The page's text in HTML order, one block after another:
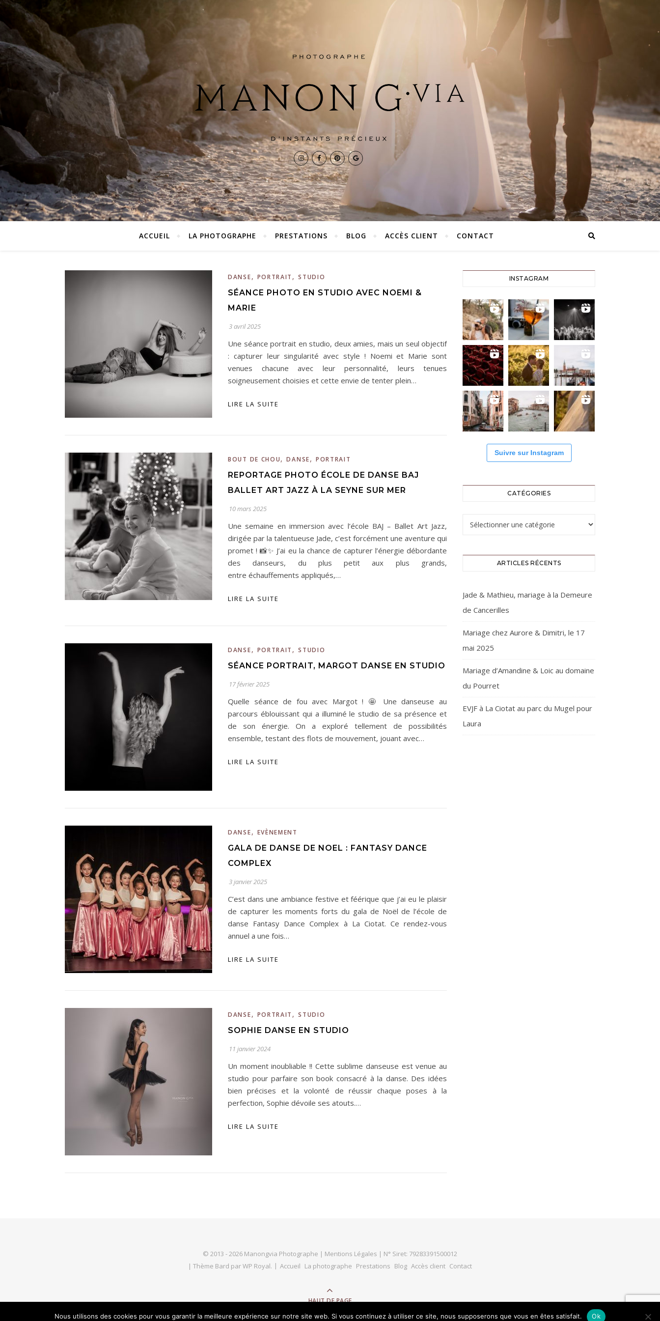
ACCUEIL LA PHOTOGRAPHE PRESTATIONS BLOG ACCÈS CLIENT CONTACT
DANSE, PORTRAIT ,STUDIO
SÉANCE PHOTO EN STUDIO AVEC NOEMI &
MARIE
3 avril 2025
Une séance portrait en studio, deux amies, mais un seul objectif
: capturer leur singularité avec style ! Noemi et Marie sont
venues chacune avec leur personnalité, leurs tenues
soigneusement choisies et cette envie de tenter plein…
LIRE LA SUITE
BOUT DE CHOU,DANSE, PORTRAIT
REPORTAGE PHOTO ÉCOLE DE DANSE BAJ
BALLET ART JAZZ À LA SEYNE SUR MER
10 mars 2025
Une semaine en immersion avec l’école BAJ – Ballet Art Jazz,
dirigée par la talentueuse Jade, c’est forcément une aventure qui
promet ! 📸✨ J’ai eu la chance de capturer l’énergie débordante
des danseurs, du plus petit aux plus grands,
entre échauffements appliqués,…
LIRE LA SUITE
DANSE, PORTRAIT ,STUDIO
SÉANCE PORTRAIT, MARGOT DANSE EN STUDIO
17 février 2025
Quelle séance de fou avec Margot ! 🤩 Une danseuse au
parcours éblouissant qui a illuminé le studio de sa présence et
de son énergie. On a exploré tellement de possibilités
ensemble, testant des flots de mouvement, jouant avec…
LIRE LA SUITE
DANSE, EVÈNEMENT
GALA DE DANSE DE NOEL : FANTASY DANCE
COMPLEX
3 janvier 2025
C’est dans une ambiance festive et féérique que j’ai eu le plaisir
de capturer les moments forts du gala de Noël de l’école de
danse Fantasy Dance Complex à La Ciotat. Ce rendez-vous
annuel a une fois…
LIRE LA SUITE
DANSE, PORTRAIT ,STUDIO
SOPHIE DANSE EN STUDIO
11 janvier 2024
Un moment inoubliable !! Cette sublime danseuse est venue au
studio pour parfaire son book consacré à la danse. Des idées
bien précises et la volonté de réussir chaque poses à la
perfection, Sophie dévoile ses atouts.…
LIRE LA SUITE
INSTAGRAM
Suivre sur Instagram
CATÉGORIES
Catégories
ARTICLES RÉCENTS
Jade & Mathieu, mariage à la Demeure
de Cancerilles
Mariage chez Aurore & Dimitri, le 17
mai 2025
Mariage d’Amandine & Loic au domaine
du Pourret
EVJF à La Ciotat au parc du Mugel pour
Laura
© 2013 - 2026 Manongvia Photographe | Mentions Légales | N° Siret: 79283391500012
| Thème Bard parWP Royal. Accueil La photographe Prestations Blog Accès client Contact
HAUT DE PAGE
Nous utilisons des cookies pour vous garantir la meilleure expérience sur notre site web. Si vous continuez à utiliser ce site, nous supposerons que vous en êtes satisfait. Ok